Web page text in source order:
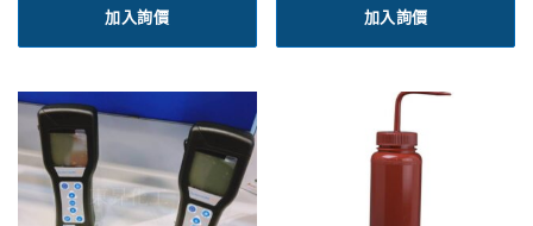
加入詢價 加入詢價